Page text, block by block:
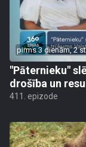
pirms 3 dienām, 2
"Pāternieku"
drošība un
411. epizode